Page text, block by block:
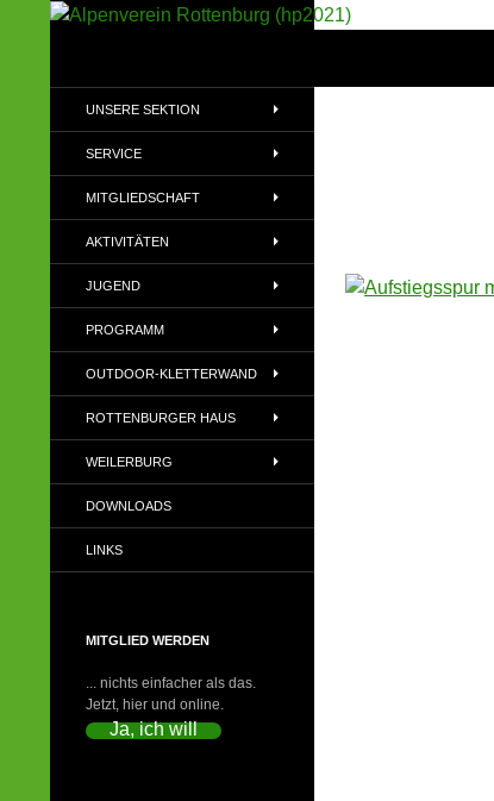
(DAV)
UNSERE SEKTION
SERVICE
MITGLIEDSCHAFT
AKTIVITÄTEN
JUGEND
PROGRAMM
OUTDOOR-KLETTERWAND
ROTTENBURGER HAUS
WEILERBURG
DOWNLOADS
LINKS
MITGLIED WERDEN
... nichts einfacher als das.
Jetzt, hier und online.
Ja, ich will